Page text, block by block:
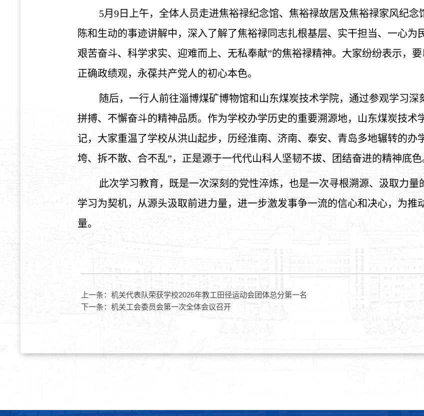
5月9日上午，全体人员走进焦裕禄纪念馆、焦裕禄故居及焦裕禄家风纪
陈和生动的事迹讲解中，深入了解了焦裕禄同志扎根基层、实干担当、一心为
艰苦奋斗、科学求实、迎难而上、无私奉献”的焦裕禄精神。大家纷纷表示，
正确政绩观，永葆共产党人的初心本色。
随后，一行人前往淄博煤矿博物馆和山东煤炭技术学院，通过参观学习
拼搏、不懈奋斗的精神品质。作为学校办学历史的重要溯源地，山东煤炭技术
记，大家重温了学校从洪山起步，历经淮南、济南、泰安、青岛多地辗转的办
垮、拆不散、合不乱”，正是源于一代代山科人坚韧不拔、团结奋进的精神底色
此次学习教育，既是一次深刻的党性淬炼，也是一次寻根溯源、汲取力
学习为契机，从源头汲取前进力量，进一步激发事争一流的信心和决心，为推
量。
上一条： 机关代表队荣获学校2026年教工田径运动会团体总分第一名
下一条： 机关工会委员会第一次全体会议召开